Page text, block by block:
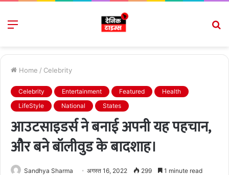
Menu
Home / Celebrity
Celebrity Entertainment Featured
Health
LifeStyle
National States
आउटसाइडर्स ने बनाई अपनी यह पहचान,
और बने बॉलीवुड के बादशाह।
Sandhya Sharma अगस्त 16, 2022 299 1 minute read